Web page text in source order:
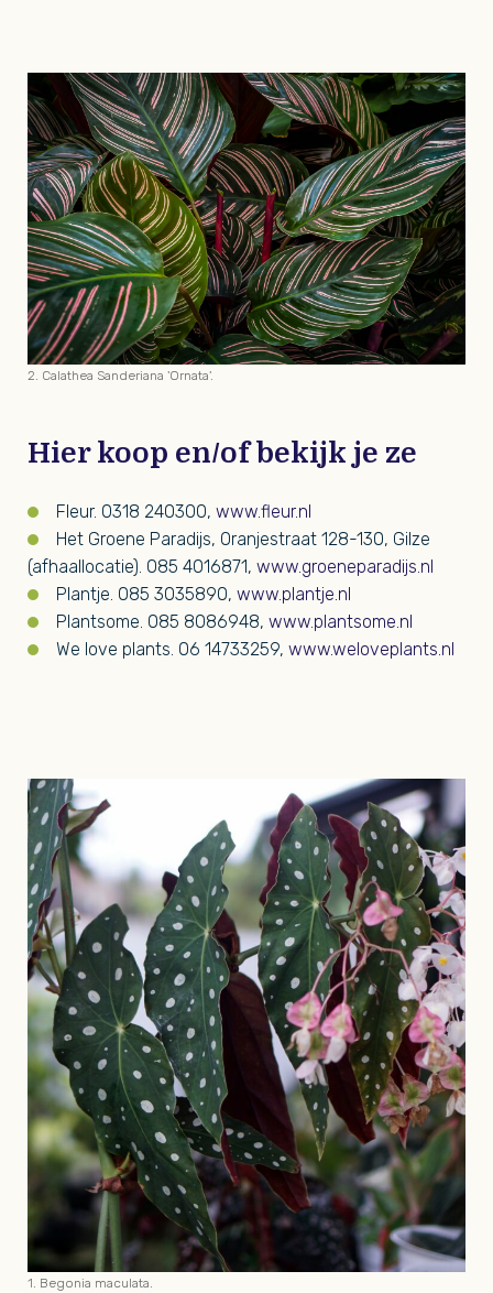
2. Calathea Sanderiana 'Ornata'.
Hier koop en/of bekijk je ze
Fleur. 0318 240300, www.fleur.nl
Het Groene Paradijs, Oranjestraat 128-130, Gilze
(afhaallocatie). 085 4016871, www.groeneparadijs.nl
Plantje. 085 3035890, www.plantje.nl
Plantsome. 085 8086948, www.plantsome.nl
We love plants. 06 14733259, www.weloveplants.nl
1. Begonia maculata.